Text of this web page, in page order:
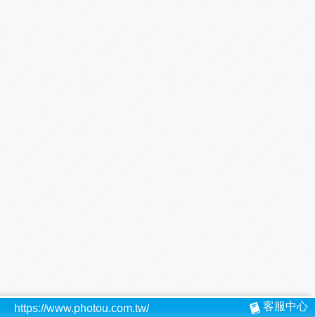
https://www.photou.com.tw/ 客服中心